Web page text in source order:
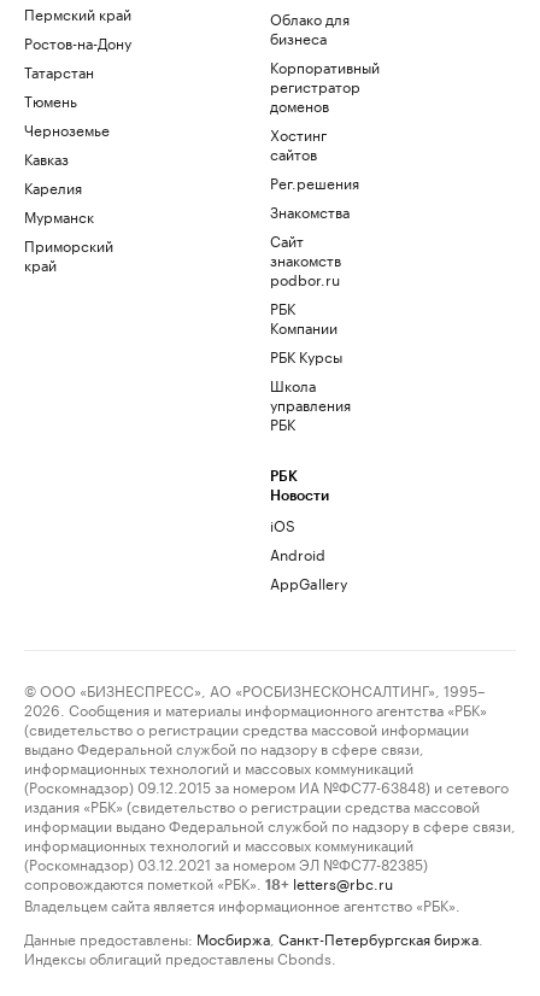
Пермский край
Ростов-на-Дону
Татарстан
Тюмень
Черноземье
Кавказ
Карелия
Мурманск
Приморский
край
Облако для
бизнеса
Корпоративный
регистратор
доменов
Хостинг
сайтов
Рег.решения
Знакомства
Сайт
знакомств
podbor.ru
РБК
Компании
РБК Курсы
Школа
управления
РБК
РБК
Новости
iOS
Android
AppGallery
© ООО «БИЗНЕСПРЕСС», АО «РОСБИЗНЕСКОНСАЛТИНГ», 1995–
2026. Сообщения и материалы информационного агентства «РБК»
(свидетельство о регистрации средства массовой информации
выдано Федеральной службой по надзору в сфере связи,
информационных технологий и массовых коммуникаций
(Роскомнадзор) 09.12.2015 за номером ИА №ФС77-63848) и сетевого
издания «РБК» (свидетельство о регистрации средства массовой
информации выдано Федеральной службой по надзору в сфере связи,
информационных технологий и массовых коммуникаций
(Роскомнадзор) 03.12.2021 за номером ЭЛ №ФС77-82385)
сопровождаются пометкой «РБК».
18+ letters@rbc.ru
Владельцем сайта является информационное агентство «РБК».
Данные предоставлены: Мосбиржа Санкт-Петербургская биржа
Индексы облигаций предоставлены Cbonds.